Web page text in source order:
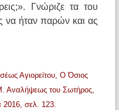
Γνώριζε τα του
να ήταν παρών και ας
Αγιορείτου, Ο Όσιος
Αναλήψεως του Σωτήρος,
2016, σελ. 123.